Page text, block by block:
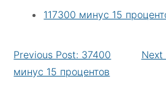
117300 минус 15
Reading
Previous Post: 37400
минус 15 процентов